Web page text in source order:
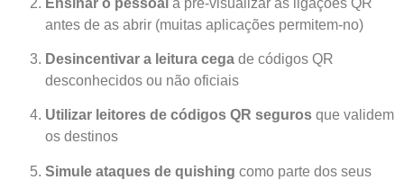
antes de as abrir (muitas aplicações permitem-no)
Desincentivar a leitura cega de códigos QR
desconhecidos ou não oficiais
Utilizar leitores de códigos QR seguros que validem
os destinos
Simule ataques de quishing como parte dos seus